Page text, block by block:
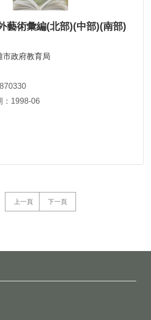
藝術彙編(北部)(中部)(南部)
市政府教育局
：1998-06
上一頁 下一頁